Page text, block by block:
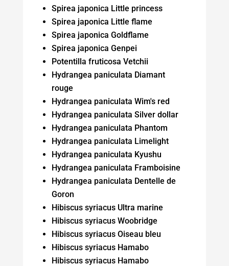
Spirea japonica Little princess
Spirea japonica Little flame
Spirea japonica Goldflame
Spirea japonica Genpei
Potentilla fruticosa Vetchii
Hydrangea paniculata Diamant
rouge
Hydrangea paniculata Wim's red
Hydrangea paniculata Silver dollar
Hydrangea paniculata Phantom
Hydrangea paniculata Limelight
Hydrangea paniculata Kyushu
Hydrangea paniculata Framboisine
Hydrangea paniculata Dentelle de
Goron
Hibiscus syriacus Ultra marine
Hibiscus syriacus Woobridge
Hibiscus syriacus Oiseau bleu
Hibiscus syriacus Hamabo
Hibiscus syriacus Hamabo